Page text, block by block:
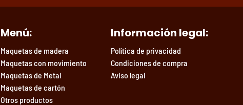
Menú:
Maquetas de madera
Maquetas con movimiento
Maquetas de Metal
Maquetas de cartón
Otros productos
Información legal:
Política de privacidad
Condiciones de compra
Aviso legal